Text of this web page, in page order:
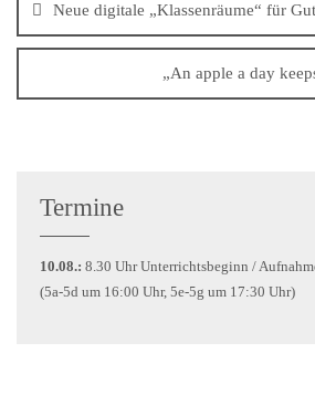
Neue digitale „Klassenräume“ für
„An apple a day
Termine
10.08.: 8.30 Uhr Unterrichtsbeginn /
(5a-5d um 16:00 Uhr, 5e-5g um 17:30 Uhr)